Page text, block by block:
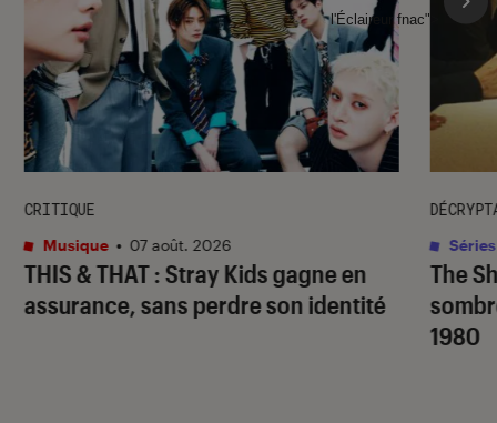
THIS & THAT: Stray Kids gagne en
assurance, sans perdre son identité
CRITIQUE
Musique • 07 août. 2026
The
1980
Séries
l'Éclaireur fnac">